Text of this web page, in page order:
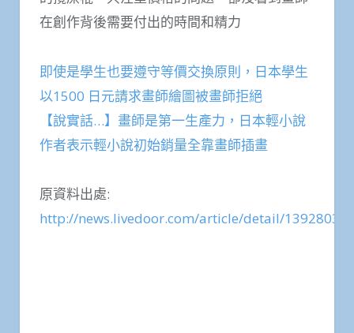
在創作背後需要付出的時間和精力
即使是學生也要遵守等價交換原則，日本學生
以1500 日元請求畫師繪圖被畫師拒絕
【說實話…】畫師是第一生產力，日本輕小說
作者表示輕小說初始銷量全靠畫師插畫
原資料出處:
http://news.livedoor.com/article/detail/13928038/